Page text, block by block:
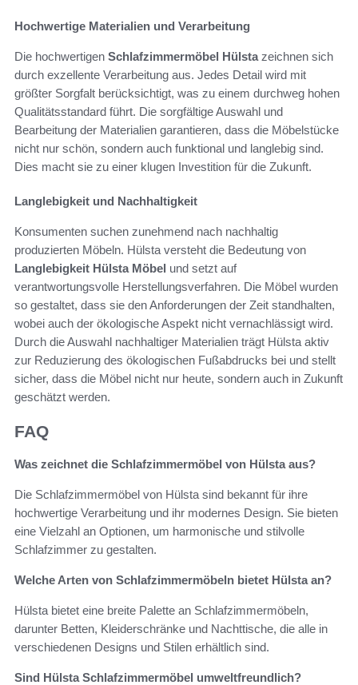
Hochwertige Materialien und Verarbeitung
Die hochwertigen Schlafzimmermöbel Hülstazeichnen sich
durch exzellente Verarbeitung aus. Jedes Detail wird mit
größter Sorgfalt berücksichtigt, was zu einem durchweg hohen
Qualitätsstandard führt. Die sorgfältige Auswahl und
Bearbeitung der Materialien garantieren, dass die Möbelstücke
nicht nur schön, sondern auch funktional und langlebig sind.
Dies macht sie zu einer klugen Investition für die Zukunft.
Langlebigkeit und Nachhaltigkeit
Konsumenten suchen zunehmend nach nachhaltig
produzierten Möbeln. Hülsta versteht die Bedeutung von
Langlebigkeit Hülsta Möbel und setzt auf
verantwortungsvolle Herstellungsverfahren. Die Möbel wurden
so gestaltet, dass sie den Anforderungen der Zeit standhalten,
wobei auch der ökologische Aspekt nicht vernachlässigt wird.
Durch die Auswahl nachhaltiger Materialien trägt Hülsta aktiv
zur Reduzierung des ökologischen Fußabdrucks bei und stellt
sicher, dass die Möbel nicht nur heute, sondern auch in Zukunft
geschätzt werden.
FAQ
Was zeichnet die Schlafzimmermöbel von Hülsta aus?
Die Schlafzimmermöbel von Hülsta sind bekannt für ihre
hochwertige Verarbeitung und ihr modernes Design. Sie bieten
eine Vielzahl an Optionen, um harmonische und stilvolle
Schlafzimmer zu gestalten.
Welche Arten von Schlafzimmermöbeln bietet Hülsta an?
Hülsta bietet eine breite Palette an Schlafzimmermöbeln,
darunter Betten, Kleiderschränke und Nachttische, die alle in
verschiedenen Designs und Stilen erhältlich sind.
Sind Hülsta Schlafzimmermöbel umweltfreundlich?